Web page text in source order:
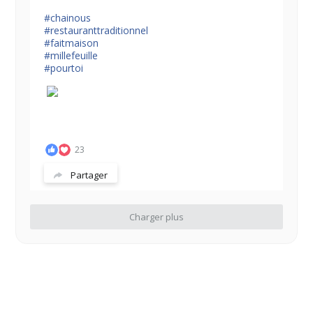
#chainous
#restauranttraditionnel
#faitmaison
#millefeuille
#pourtoi
23
Partager
Charger plus